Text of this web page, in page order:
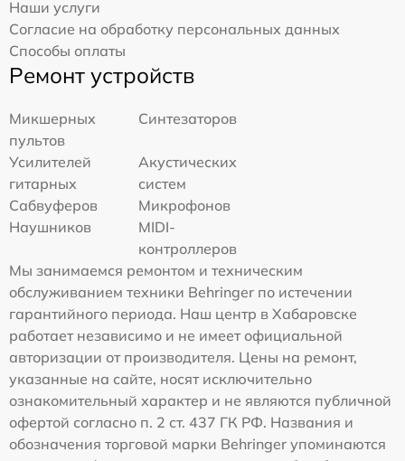
Наши услуги
Согласие на обработку персональных данных
Способы оплаты
Ремонт устройств
Микшерных
пультов
Синтезаторов
Усилителей
гитарных
Акустических
систем
Сабвуферов
Микрофонов
Наушников
MIDI-
контроллеров
Мы занимаемся ремонтом и техническим
обслуживанием техники Behringer по истечении
гарантийного периода. Наш центр в Хабаровске
работает независимо и не имеет официальной
авторизации от производителя. Цены на ремонт,
указанные на сайте, носят исключительно
ознакомительный характер и не являются публичной
офертой согласно п. 2 ст. 437 ГК РФ. Названия и
обозначения торговой марки Behringer упоминаются